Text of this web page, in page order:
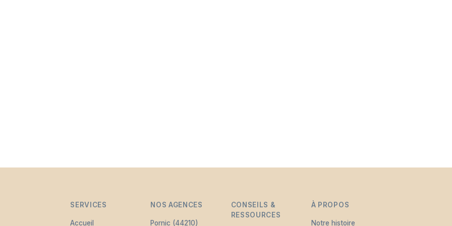
SERVICES
Accueil
NOS AGENCES
Pornic (44210)
CONSEILS &
RESSOURCES
À PROPOS
Notre histoire